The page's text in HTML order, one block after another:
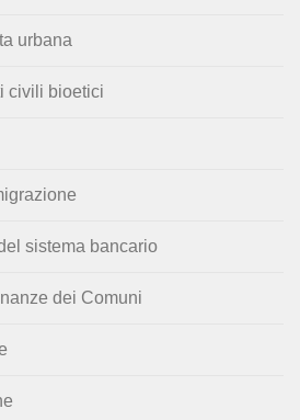
urbana
civili bioetici
sistema bancario
dei Comuni